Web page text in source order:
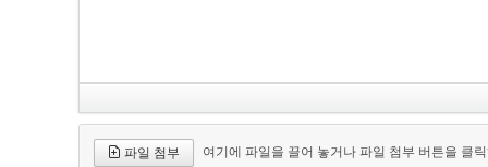
파일 첨부 여기에 파일을 끌어 놓거나 파일 첨부 버튼을 클